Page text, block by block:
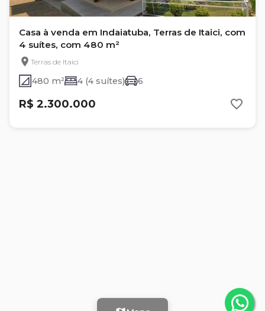
Casa à venda em Indaiatuba, Terras de Itaici, com
4 suítes, com 480 m²
Terras de Itaici
480 m² 4 (4 suítes) 6
R$ 2.300.000